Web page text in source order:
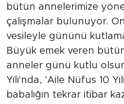
bütün annelerimize
çalışmalar bulunuyor.
vesileyle gününü
Büyük emek veren
anneler günü kutlu
Yılı'nda, 'Aile Nüfus 10
babalığın tekrar itibar